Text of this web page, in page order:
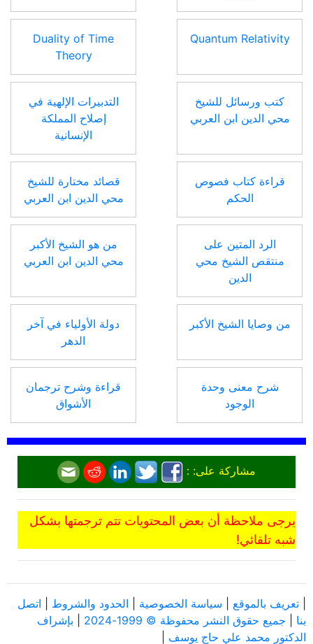
Quantum Relativity
Duality of Time
Theory
كتب ورسائل للشيخ
محي الدين ابن العربي
التدبيرات الإلهية في
إصلاح المملكة
الإنسانية
قراءة كتاب فصوص
الحكم
قصائد مختارة للشيخ
محي الدين ابن العربي
الرد المتين على
منتقص الشيخ محي
الدين
من هو الشيخ الأكبر
محي الدين ابن العربي
من وصايا الشيخ الأكبر
دولة الأولياء في آخر
الدهر
شرح معنى وحدة
الوجود
قراءة وشرح ترجمان
الأشواق
مشاركة على: :
يرجى ملاحظة أن بعض المحتويات تتم ترجمتها بشكل
شبه تلقائي!
تعريف بالموقع سياسة الخصوصية الحدود والشروط
اتصل
بنا
جميع حقوق النشر محفوظة © 1999-2024
بإشراف
الدكتور محمد علي حاج يوسف